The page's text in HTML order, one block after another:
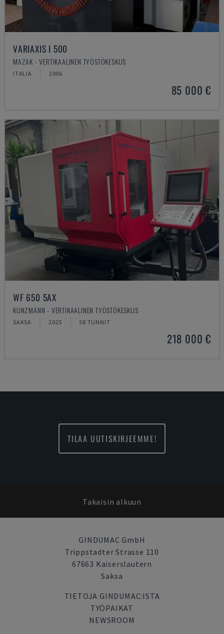
VARIAXIS I 500
MAZAK - VERTIKAALINEN TYÖSTÖKESKUS
ITALIA 2006
85 000 €
WF 650 5AX
KUNZMANN - VERTIKAALINEN TYÖSTÖKESKUS
SAKSA 2025 58 TUNNIT
218 000 €
TILAA UUTISKIRJEEMME!
Takaisin alkuun
GINDUMAC GmbH
Trippstadter Strasse 110
67663 Kaiserslautern
Saksa
TIETOJA GINDUMAC:ISTA
TYÖPAIKAT
NEWSROOM